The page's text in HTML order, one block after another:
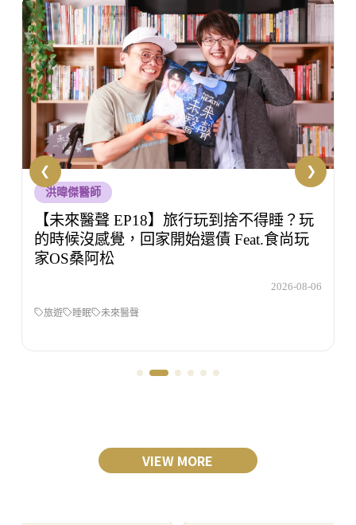
生技人知初
【生技人知初 EP53】壓力大但不知道該怎
麼辦，你有試過諮商嗎？Feat.洪培芸臨床心
理師
2026-08-05
壓力 生技人之初 洪培芸
VIEW MORE